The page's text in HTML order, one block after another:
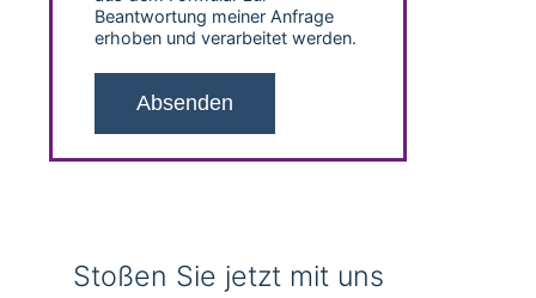
Beantwortung meiner Anfrage
erhoben und verarbeitet werden.
Stoßen Sie jetzt mit uns